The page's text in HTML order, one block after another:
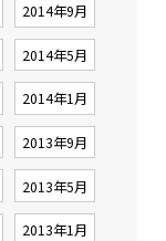
2014年9月
2014年5月
2014年1月
2013年9月
2013年5月
2013年1月